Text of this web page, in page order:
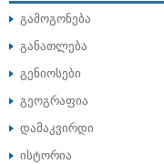
გამოგონება
განათლება
გენიოსები
გეოგრაფია
დამაკვირდი
ისტორია